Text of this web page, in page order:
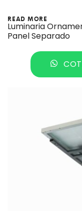
READ MORE
Luminaria
Panel Separado